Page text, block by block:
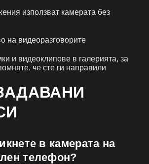
използват камерата без
на видеоразговорите
и видеоклипове в галерията, за
че сте ги направили
в камерата на
телефон?